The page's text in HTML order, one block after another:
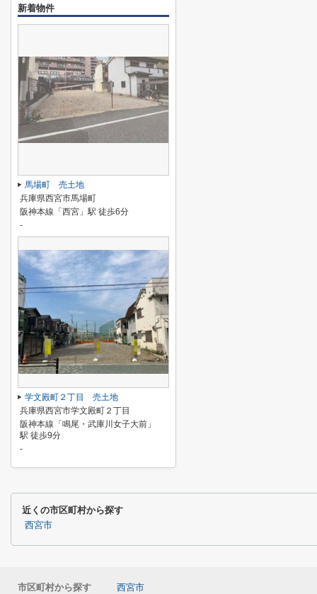
新着物件
馬場町 売土地
兵庫県西宮市馬場町
阪神本線「西宮」駅 徒歩6分
-
学文殿町２丁目 売土地
兵庫県西宮市学文殿町２丁目
阪神本線「鳴尾・武庫川女子大前」
駅 徒歩9分
-
近くの市区町村から探す
西宮市
市区町村から探す
西宮市